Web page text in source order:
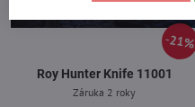
21%
Roy Hunter Knife 11001
Záruka 2 roky